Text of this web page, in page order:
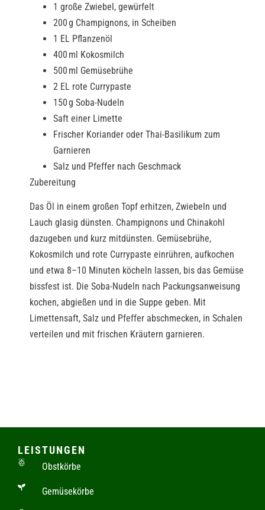
1 große Zwiebel, gewürfelt
200 g Champignons, in Scheiben
1 EL Pflanzenöl
400 ml Kokosmilch
500 ml Gemüsebrühe
2 EL rote Currypaste
150 g Soba-Nudeln
Saft einer Limette
Frischer Koriander oder Thai-Basilikum zum
Garnieren
Salz und Pfeffer nach Geschmack
Zubereitung
Das Öl in einem großen Topf erhitzen, Zwiebeln und
Lauch glasig dünsten. Champignons und Chinakohl
dazugeben und kurz mitdünsten. Gemüsebrühe,
Kokosmilch und rote Currypaste einrühren, aufkochen
und etwa 8–10 Minuten köcheln lassen, bis das Gemüse
bissfest ist. Die Soba-Nudeln nach Packungsanweisung
kochen, abgießen und in die Suppe geben. Mit
Limettensaft, Salz und Pfeffer abschmecken, in Schalen
verteilen und mit frischen Kräutern garnieren.
LEISTUNGEN
Obstkörbe
Gemüsekörbe